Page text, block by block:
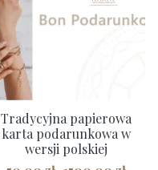
Opcje
można
wybrać
na
produktu
Tradycyjna papierowa
karta podarunkowa w
wersji polskiej